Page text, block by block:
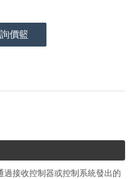
價籃
過接收控制器或控制系統發出的